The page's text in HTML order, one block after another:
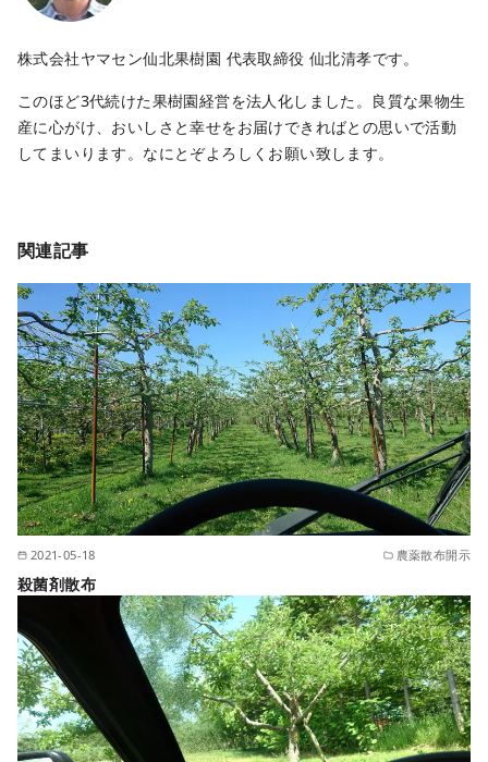
株式会社ヤマセン仙北果樹園 代表取締役 仙北清孝です。
このほど3代続けた果樹園経営を法人化しました。良質な果物生
産に心がけ、おいしさと幸せをお届けできればとの思いで活動
してまいります。なにとぞよろしくお願い致します。
関連記事
2021-05-18 農薬散布開示
殺菌剤散布